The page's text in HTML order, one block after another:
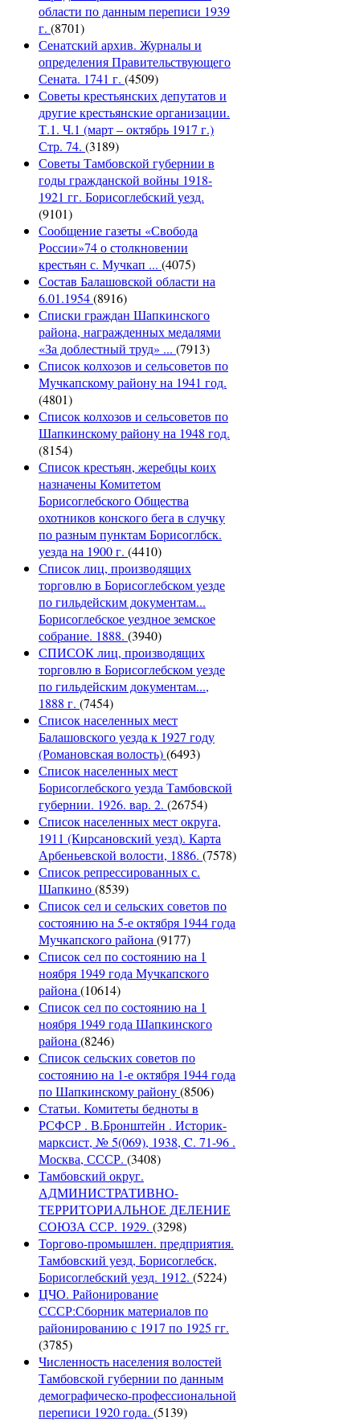
области по данным переписи 1939
г. (8701)
Сенатский архив. Журналы и
определения Правительствующего
Сената. 1741 г. (4509)
Советы крестьянских депутатов и
другие крестьянские организации.
Т.1. Ч.1 (март – октябрь 1917 г.)
Стр. 74. (3189)
Советы Тамбовской губернии в
годы гражданской войны 1918-
1921 гг. Борисоглебский уезд.
(9101)
Сообщение газеты «Свобода
России»74 о столкновении
крестьян с. Мучкап ... (4075)
Состав Балашовской области на
6.01.1954(8916)
Списки граждан Шапкинского
района, награжденных медалями
«За доблестный труд» ... (7913)
Список колхозов и сельсоветов по
Мучкапскому району на 1941 год.
(4801)
Список колхозов и сельсоветов по
Шапкинскому району на 1948 год.
(8154)
Список крестьян, жеребцы коих
назначены Комитетом
Борисоглебского Общества
охотников конского бега в случку
по разным пунктам Борисоглбск.
уезда на 1900 г. (4410)
Список лиц, производящих
торговлю в Борисоглебском уезде
по гильдейским документам...
Борисоглебское уездное земское
собрание. 1888. (3940)
СПИСОК лиц, производящих
торговлю в Борисоглебском уезде
по гильдейским документам...,
1888 г. (7454)
Список населенных мест
Балашовского уезда к 1927 году
(Романовская волость)(6493)
Список населенных мест
Борисоглебского уезда Тамбовской
губернии. 1926. вар. 2. (26754)
Список населенных мест округа,
1911 (Кирсановский уезд). Карта
Арбеньевской волости, 1886. (7578)
Список репрессированных с.
Шапкино(8539)
Список сел и сельских советов по
состоянию на 5-е октября 1944 года
Мучкапского района (9177)
Список сел по состоянию на 1
ноября 1949 года Мучкапского
района (10614)
Список сел по состоянию на 1
ноября 1949 года Шапкинского
района (8246)
Список сельских советов по
состоянию на 1-е октября 1944 года
по Шапкинскому району(8506)
Статьи. Комитеты бедноты в
РСФСР . В.Бронштейн . Историк-
марксист, № 5(069), 1938, C. 71-96 .
Москва, СССР. (3408)
Тамбовский округ.
АДМИНИСТРАТИВНО-
ТЕРРИТОРИАЛЬНОЕ ДЕЛЕНИЕ
СОЮЗА ССР. 1929. (3298)
Торгово-промышлен. предприятия.
Тамбовский уезд, Борисоглебск,
Борисоглебский уезд. 1912. (5224)
ЦЧО. Районирование
СССР:Сборник материалов по
районированию с 1917 по 1925 гг.
(3785)
Численность населения волостей
Тамбовской губернии по данным
демографическо-профессиональной
переписи 1920 года. (5139)